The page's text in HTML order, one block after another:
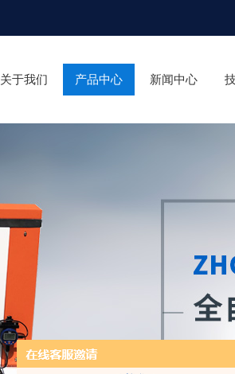
关于我们 产品中心 新闻中心